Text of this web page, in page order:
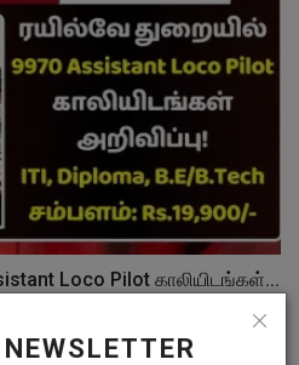
Loco Pilot காலியிடங்கள்...